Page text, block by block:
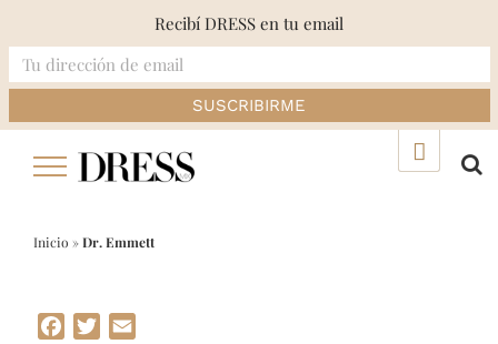
Inicio »Dr. Emmett
Facebook
Twitter
Recibí DRESS en tu email